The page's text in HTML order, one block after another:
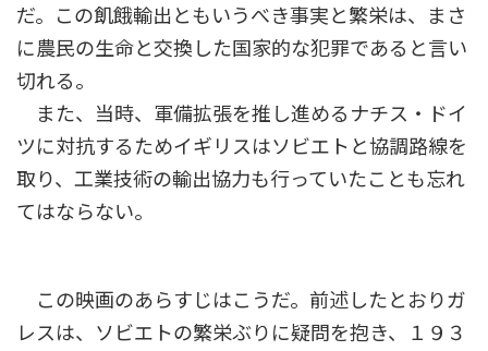
だ。この飢餓輸出ともいうべき事実と繁栄は、まさ
に農民の生命と交換した国家的な犯罪であると言い
切れる。
また、当時、軍備拡張を推し進めるナチス・ドイ
ツに対抗するためイギリスはソビエトと協調路線を
取り、工業技術の輸出協力も行っていたことも忘れ
てはならない。
この映画のあらすじはこうだ。前述したとおりガ
レスは、ソビエトの繁栄ぶりに疑問を抱き、１９３